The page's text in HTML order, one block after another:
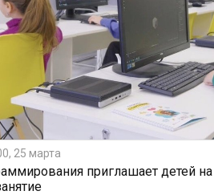
25 марта
приглашает детей на